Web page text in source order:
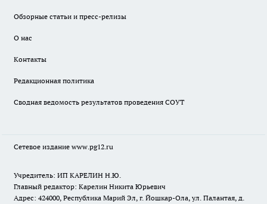
Обзорные статьи и пресс-релизы
О нас
Контакты
Редакционная политика
Сводная ведомость результатов проведения СОУТ
Сетевое издание www.pg12.ru
Учредитель: ИП КАРЕЛИН Н.Ю.
Главный редактор: Карелин Никита Юрьевич
Адрес: 424000, Республика Марий Эл, г. Йошкар-Ола, ул. Палантая, д.